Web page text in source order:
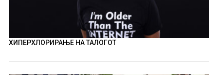
ХИПЕРХЛОРИРАЊЕ НА ТАЛОГОТ